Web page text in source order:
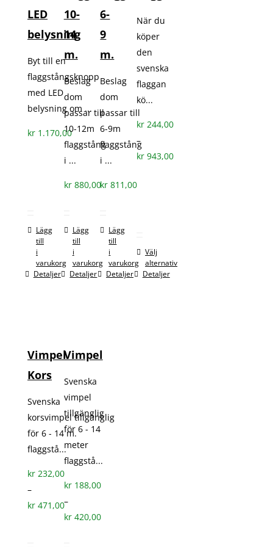
alternativen
kan
på
produktsidan
alternativen
kan
väljas
produktsidan
alternativen
kan
väljas
produktsidan
alternativen
kan
väljas
på
produktsidan
LED
belysning
Byt till en
flaggstångsknopp
med LED
belysning om ...
kr 1.170,00
Lägg
till
i
varukorg
Detaljer
10-
14
m.
Beslag
dom
passar till
10-12m
flaggstång
i ...
kr880,00
Lägg
till
i
varukorg
Detaljer
6-
9
m.
Beslag
dom
passar till
6-9m
flaggstång
i ...
kr 811,00
Lägg
till
i
varukorg
Detaljer
När du
köper
den
svenska
flaggan
kö...
kr 244,00
–
kr 943,00Prisintervall:
Välj
alternativ
DenDetaljer
Vimpel
Kors
Svenska
korsvimpel tillgänglig
för 6 - 14 m.
flaggstå...
kr 232,00
–
kr 471,00Prisintervall:
kr 232,00
Vimpel
Svenska
vimpel
tillgänglig
för 6 - 14
meter
flaggstå...
kr188,00
–
kr420,00Prisintervall: